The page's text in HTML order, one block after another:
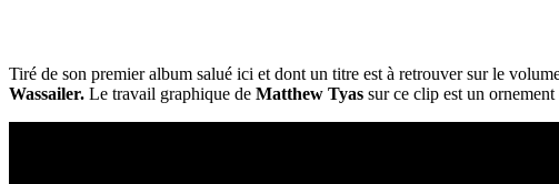
Tiré de son premier album salué ici et dont un titre est à retrouver sur le
Wassailer. Le travail graphique de Matthew Tyas sur ce clip est un